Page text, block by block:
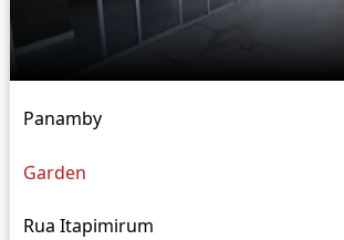
Panamby
Garden
Rua Itapimirum